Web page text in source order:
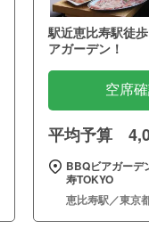
駅近恵比寿駅徒
アガーデン！
空席
平均予算
BBQビアガーデ
寿TOKYO
恵比寿駅／東京